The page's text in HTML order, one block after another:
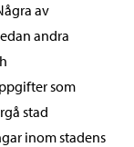
av
andra
som
stad
inom stadens